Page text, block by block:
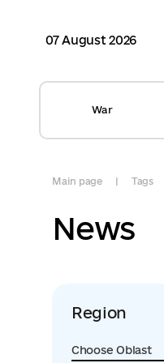
07 August 2026
War
Calendar
Photo
Tag Cloud
ASC
Waste management
Main page Tags
News
Region
Choose Oblast